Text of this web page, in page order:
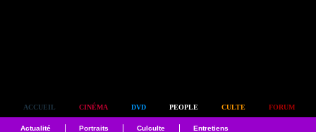
ACCUEIL CINÉMA DVD PEOPLE CULTE FORUM
Actualité Portraits Culculte Entretiens